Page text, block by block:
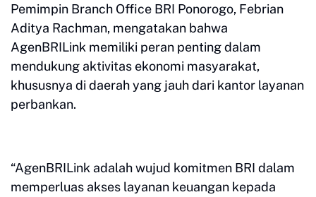
Pemimpin Branch Office BRI Ponorogo, Febrian
Aditya Rachman, mengatakan bahwa
AgenBRILink memiliki peran penting dalam
mendukung aktivitas ekonomi masyarakat,
khususnya di daerah yang jauh dari kantor layanan
perbankan.
“AgenBRILink adalah wujud komitmen BRI dalam
memperluas akses layanan keuangan kepada